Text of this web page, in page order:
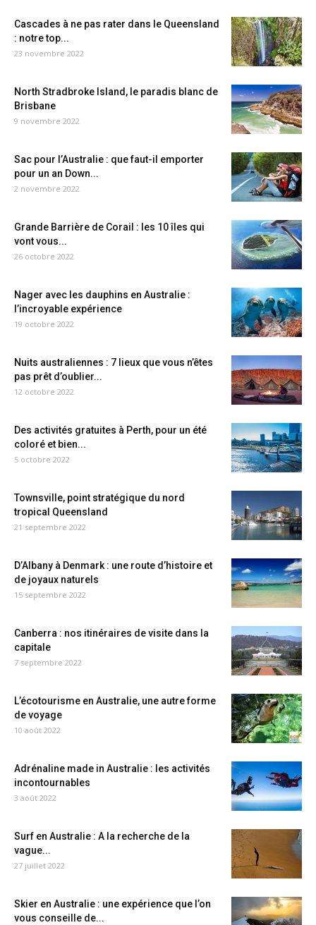
Cascades à ne pas rater dans le Queensland
: notre top...
23 novembre 2022
North Stradbroke Island, le paradis blanc de
Brisbane
9 novembre 2022
Sac pour l’Australie : que faut-il emporter
pour un an Down...
2 novembre 2022
Grande Barrière de Corail : les 10 îles qui
vont vous...
26 octobre 2022
Nager avec les dauphins en Australie :
l’incroyable expérience
19 octobre 2022
Nuits australiennes : 7 lieux que vous n’êtes
pas prêt d’oublier...
12 octobre 2022
Des activités gratuites à Perth, pour un été
coloré et bien...
5 octobre 2022
Townsville, point stratégique du nord
tropical Queensland
21 septembre 2022
D’Albany à Denmark : une route d’histoire et
de joyaux naturels
15 septembre 2022
Canberra : nos itinéraires de visite dans la
capitale
7 septembre 2022
L’écotourisme en Australie, une autre forme
de voyage
10 août 2022
Adrénaline made in Australie : les activités
incontournables
3 août 2022
Surf en Australie : A la recherche de la
vague...
27 juillet 2022
Skier en Australie : une expérience que l’on
vous conseille de...